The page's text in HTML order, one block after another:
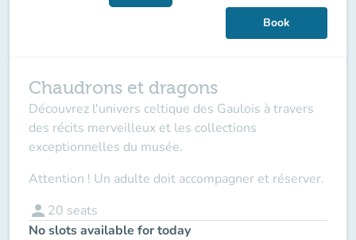
Book
Chaudrons et dragons
Découvrez l'univers celtique des Gaulois à travers
des récits merveilleux et les collections
exceptionnelles du musée.
Attention ! Un adulte doit accompagner et réserver.
person 20 seats
No slots available for today